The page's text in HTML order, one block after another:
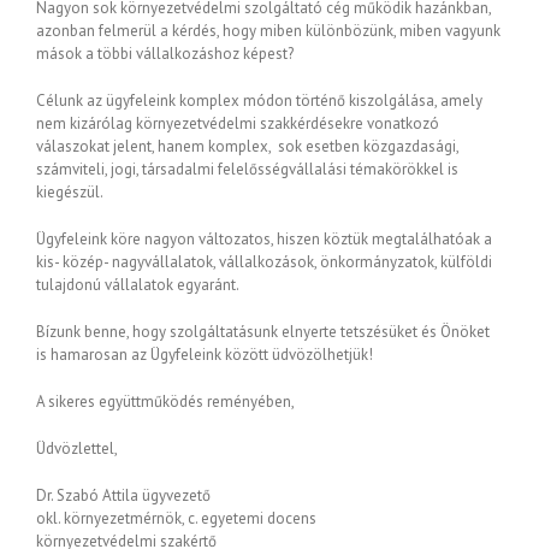
Nagyon sok környezetvédelmi szolgáltató cég működik hazánkban,
azonban felmerül a kérdés, hogy miben különbözünk, miben vagyunk
mások a többi vállalkozáshoz képest?
Célunk az ügyfeleink komplex módon történő kiszolgálása, amely
nem kizárólag környezetvédelmi szakkérdésekre vonatkozó
válaszokat jelent, hanem komplex, sok esetben közgazdasági,
számviteli, jogi, társadalmi felelősségvállalási témakörökkel is
kiegészül.
Ügyfeleink köre nagyon változatos, hiszen köztük megtalálhatóak a
kis- közép- nagyvállalatok, vállalkozások, önkormányzatok, külföldi
tulajdonú vállalatok egyaránt.
Bízunk benne, hogy szolgáltatásunk elnyerte tetszésüket és Önöket
is hamarosan az Ügyfeleink között üdvözölhetjük!
A sikeres együttműködés reményében,
Üdvözlettel,
Dr. Szabó Attila ügyvezető
okl. környezetmérnök, c. egyetemi docens
környezetvédelmi szakértő